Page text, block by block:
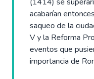
acabarían
saqueo de la
V y la Reforma
eventos que
importancia de